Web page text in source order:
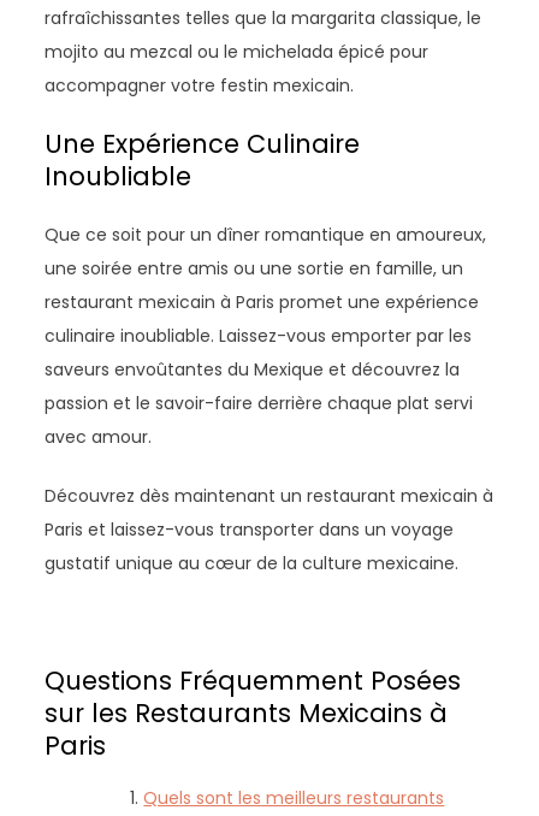
rafraîchissantes telles que la margarita classique, le
mojito au mezcal ou le michelada épicé pour
accompagner votre festin mexicain.
Une Expérience Culinaire
Inoubliable
Que ce soit pour un dîner romantique en amoureux,
une soirée entre amis ou une sortie en famille, un
restaurant mexicain à Paris promet une expérience
culinaire inoubliable. Laissez-vous emporter par les
saveurs envoûtantes du Mexique et découvrez la
passion et le savoir-faire derrière chaque plat servi
avec amour.
Découvrez dès maintenant un restaurant mexicain à
Paris et laissez-vous transporter dans un voyage
gustatif unique au cœur de la culture mexicaine.
Questions Fréquemment Posées
sur les Restaurants Mexicains à
Paris
Quels sont les meilleurs restaurants